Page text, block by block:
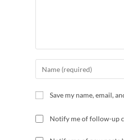
Save my name, email,
Notify me of follow-up